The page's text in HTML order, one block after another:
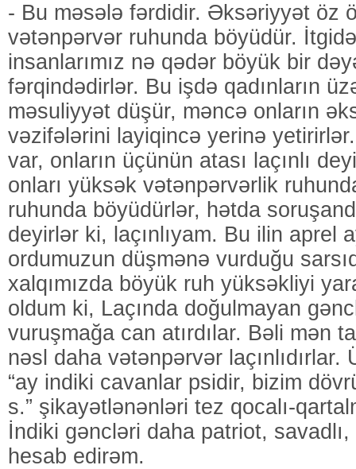
- Bu məsələ fərdidir. Əksəriyyət öz
vətənpərvər ruhunda böyüdür.
insanlarımız nə qədər böyük bir
fərqindədirlər. Bu işdə qadınların
məsuliyyət düşür, məncə onların
vəzifələrini layiqincə yerinə
var, onların üçünün atası laçınlı
onları yüksək vətənpərvərlik
ruhunda böyüdürlər, hətda
deyirlər ki, laçınlıyam. Bu ilin aprel
ordumuzun düşmənə vurduğu
xalqımızda böyük ruh yüksəkliyi
oldum ki, Laçında doğulmayan
vuruşmağa can atırdılar. Bəli mən
nəsl daha vətənpərvər laçınlıdırlar.
“ay indiki cavanlar psidir, bizim
s.” şikayətlənənləri tez qocalı-
İndiki gəncləri daha patriot,
hesab edirəm.